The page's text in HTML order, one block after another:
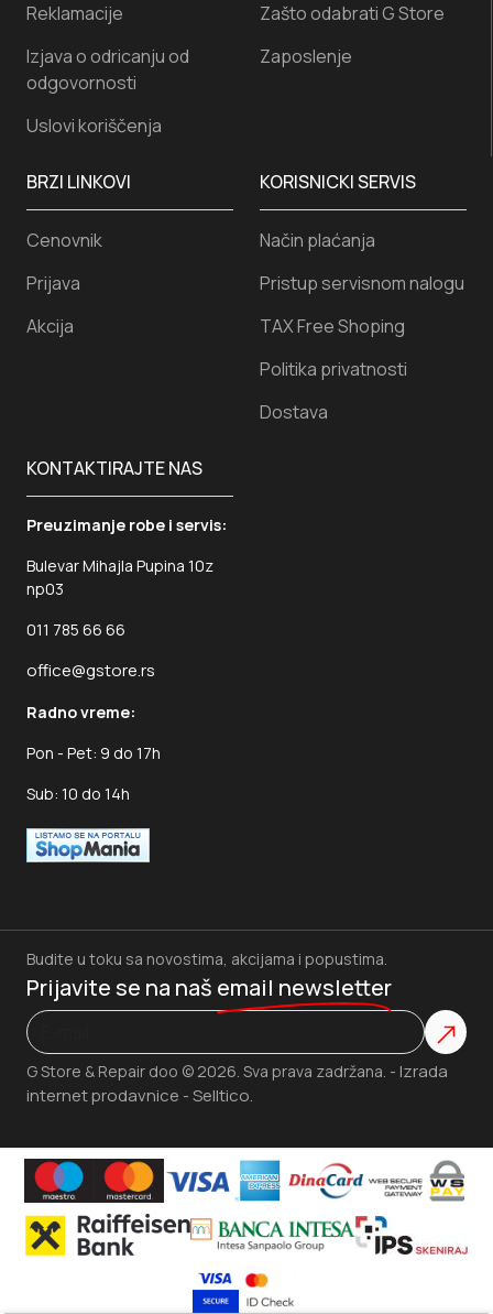
KORISNICKI SERVIS
Način plaćanja
Pristup servisnom nalogu
TAX Free Shoping
Politika privatnosti
Dostava
Reklamacije
Izjava o odricanju od
odgovornosti
Uslovi koriščenja
KONTAKTIRAJTE NAS
Preuzimanje robe i servis:
Bulevar Mihajla Pupina 10z
np03
011 785 66 66
office@gstore.rs
Radno vreme:
Pon - Pet: 9 do 17h
Sub: 10 do 14h
Zašto odabrati G Store
Zaposlenje
BRZI LINKOVI
Cenovnik
Prijava
Akcija
G Store & Repair doo © 2026. Sva prava zadržana. - Izrada
internet prodavnice - Selltico.
Budite u toku sa novostima, akcijama i popustima.
Prijavite se na naš email newsletter